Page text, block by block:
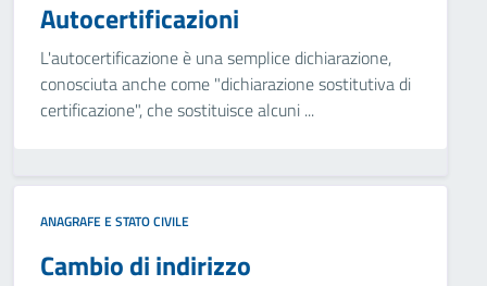
Autocertificazioni
L'autocertificazione è una semplice dichiarazione,
conosciuta anche come "dichiarazione sostitutiva di
certificazione", che sostituisce alcuni ...
ANAGRAFE E STATO CIVILE
Cambio di indirizzo